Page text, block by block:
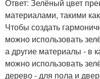
Ответ: Зелёный цвет
материалами, такими
Чтобы создать
можно использовать
а другие материалы - в
можно использовать
дерево - для пола и